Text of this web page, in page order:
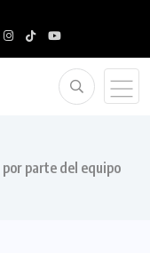
parte del equipo